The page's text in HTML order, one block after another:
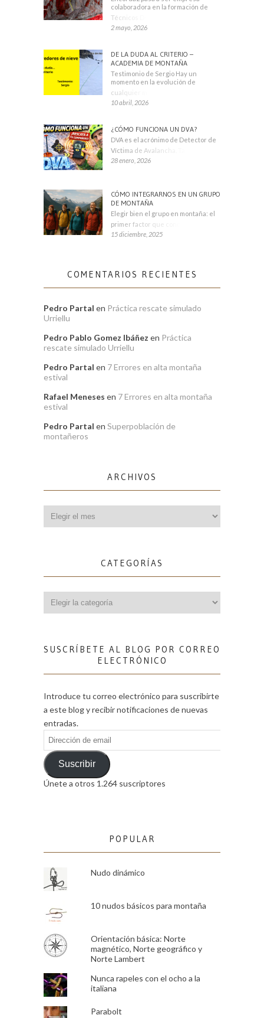
colaboradora en la formación de
Técnicos Deportivos
2 mayo, 2026
DE LA DUDA AL CRITERIO –
ACADEMIA DE MONTAÑA
Testimonio de Sergio Hay un
momento en la evolución de
cualquier montañero
10 abril, 2026
¿CÓMO FUNCIONA UN DVA?
DVA es el acrónimo de Detector de
Víctima de Avalancha. También se
28 enero, 2026
CÓMO INTEGRARNOS EN UN GRUPO
DE MONTAÑA
Elegir bien el grupo en montaña: el
primer factor que condiciona tu
15 diciembre, 2025
COMENTARIOS RECIENTES
Pedro Partal en Práctica rescate simulado
Urriellu
Pedro Pablo Gomez Ibáñez en Práctica
rescate simulado Urriellu
Pedro Partal en 7 Errores en alta montaña
estival
Rafael Meneses en 7 Errores en alta montaña
estival
Pedro Partal en Superpoblación de
montañeros
ARCHIVOS
CATEGORÍAS
SUSCRÍBETE AL BLOG POR CORREO
ELECTRÓNICO
Introduce tu correo electrónico para suscribirte
a este blog y recibir notificaciones de nuevas
entradas.
Dirección
de
emailSuscribir
Únete a otros 1.264 suscriptores
POPULAR
Nudo dinámico
10 nudos básicos para montaña
Orientación básica: Norte
magnético, Norte geográfico y
Norte Lambert
Nunca rapeles con el ocho a la
italiana
Parabolt